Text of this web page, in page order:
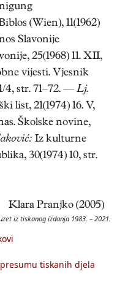
(Wien), 11(1962)
Slavonije
25(1968) 11. XII,
vijesti. Vjesnik
4, str. 71–72. — Lj.
list, 21(1974) 16. V,
Školske novine,
Iz kulturne
30(1974) 10, str.
Klara Pranjko (2005)
iz tiskanog izdanja 1983. – 2021.
tiskanih djela